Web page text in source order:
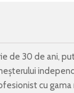
de 30 de ani,
cu gama